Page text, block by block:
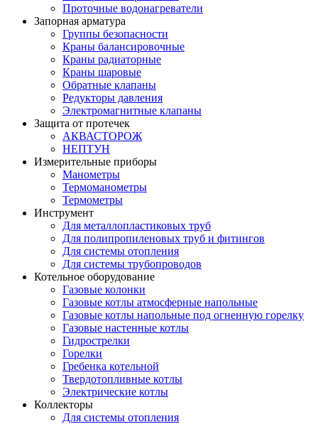
Проточные водонагреватели
Запорная арматура
Группы безопасности
Краны балансировочные
Краны радиаторные
Краны шаровые
Обратные клапаны
Редукторы давления
Электромагнитные клапаны
Защита от протечек
АКВАСТОРОЖ
НЕПТУН
Измерительные приборы
Манометры
Термоманометры
Термометры
Инструмент
Для металлопластиковых труб
Для полипропиленовых труб и фитингов
Для системы отопления
Для системы трубопроводов
Котельное оборудование
Газовые колонки
Газовые котлы атмосферные напольные
Газовые котлы напольные под огненную горелку
Газовые настенные котлы
Гидрострелки
Горелки
Гребенка котельной
Твердотопливные котлы
Электрические котлы
Коллекторы
Для системы отопления